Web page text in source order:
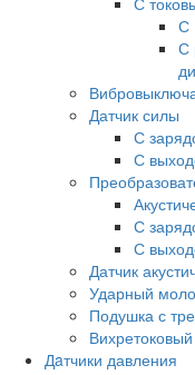
С
С
Датчик силы
С
С
С
С
Датчик
Ударный
Подушка с
Дaтчики давления